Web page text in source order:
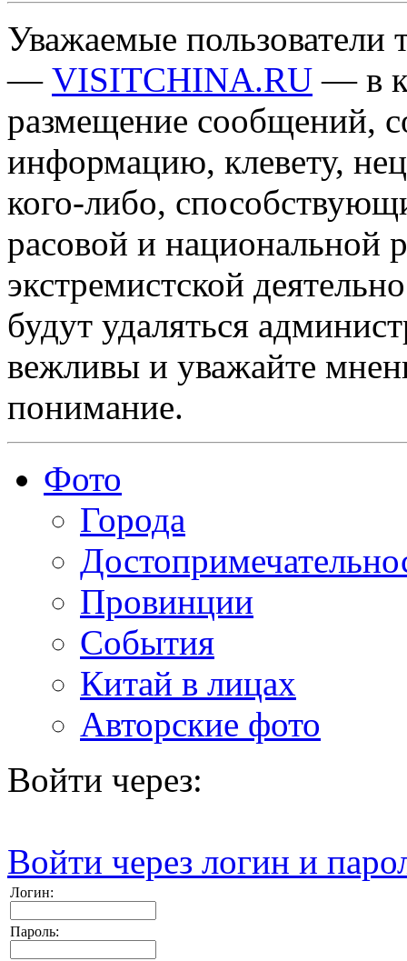
Уважаемые пользователи
— VISITCHINA.RU — в
размещение сообщений,
информацию, клевету,
кого-либо,
расовой и национальной
экстремистской
будут удаляться
вежливы и уважайте
понимание.
Фото
Города
Провинции
События
Китай в лицах
Авторские фото
Войти через:
Войти через логин и
Логин:
Пароль: